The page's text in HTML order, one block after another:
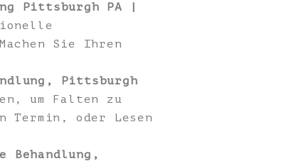
Pittsburgh PA |
Sie Ihren
Pittsburgh
um Falten zu
oder Lesen
Behandlung,